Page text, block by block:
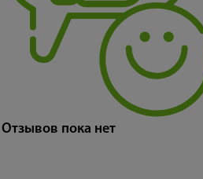
Отзывов пока нет